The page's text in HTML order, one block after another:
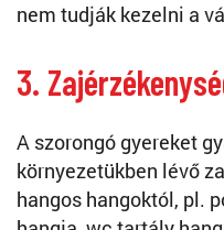
nem tudják kezelni a
3.
A szorongó gyereket
környezetükben lévő
hangos hangoktól, pl.